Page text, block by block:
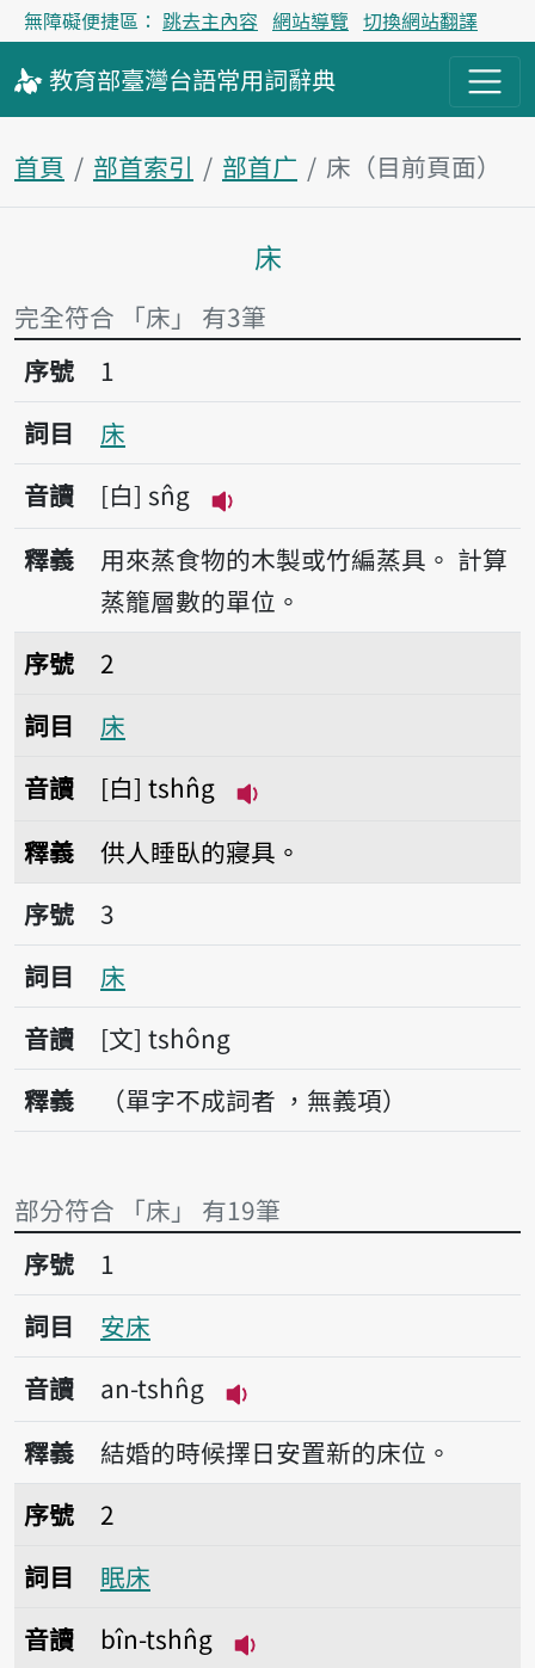
無障礙便捷區： 跳去主內容 網站導覽 切換網站翻譯
教育部臺灣台語常用詞辭典
首頁 部首索引 部首广 床（目前頁面）
主內容區塊
床
完全符合 「床」 有3筆
序號1床
序號
1
詞目
床
音讀
白 sn̂g
播放音讀sn̂g
釋義 用來蒸食物的木製或竹編蒸具。 計算
蒸籠層數的單位。
序號2床
序號
2
詞目
床
音讀
白 tshn̂g
釋義
供人睡臥的寢具。
序號3床
序號
3
詞目
床
音讀
文 tshông
釋義
（單字不成詞者 ，無義項）
部分符合 「床」 有19筆
序號1安床
序號
1
詞目
安床
音讀
an-tshn̂g
播放音讀an-tshn̂g
釋義
結婚的時候擇日安置新的床位。
序號2眠床
序號
2
詞目
眠床
音讀
bîn-tshn̂g